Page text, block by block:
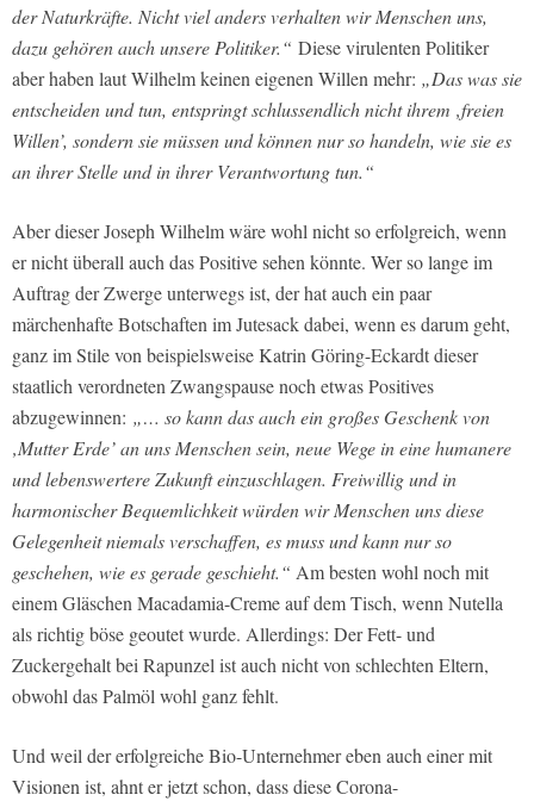
der Naturkräfte. Nicht viel anders verhalten wir Menschen uns,
dazu gehören auch unsere Politiker.“ Diese virulenten Politiker
aber haben laut Wilhelm keinen eigenen Willen mehr: „Das was sie
entscheiden und tun, entspringt schlussendlich nicht ihrem ‚freien
Willen’, sondern sie müssen und können nur so handeln, wie sie es
an ihrer Stelle und in ihrer Verantwortung tun.“
Aber dieser Joseph Wilhelm wäre wohl nicht so erfolgreich, wenn
er nicht überall auch das Positive sehen könnte. Wer so lange im
Auftrag der Zwerge unterwegs ist, der hat auch ein paar
märchenhafte Botschaften im Jutesack dabei, wenn es darum geht,
ganz im Stile von beispielsweise Katrin Göring-Eckardt dieser
staatlich verordneten Zwangspause noch etwas Positives
abzugewinnen: „… so kann das auch ein großes Geschenk von
‚Mutter Erde’ an uns Menschen sein, neue Wege in eine humanere
und lebenswertere Zukunft einzuschlagen. Freiwillig und in
harmonischer Bequemlichkeit würden wir Menschen uns diese
Gelegenheit niemals verschaffen, es muss und kann nur so
geschehen, wie es gerade geschieht.“ Am besten wohl noch mit
einem Gläschen Macadamia-Creme auf dem Tisch, wenn Nutella
als richtig böse geoutet wurde. Allerdings: Der Fett- und
Zuckergehalt bei Rapunzel ist auch nicht von schlechten Eltern,
obwohl das Palmöl wohl ganz fehlt.
Und weil der erfolgreiche Bio-Unternehmer eben auch einer mit
Visionen ist, ahnt er jetzt schon, dass diese Corona-